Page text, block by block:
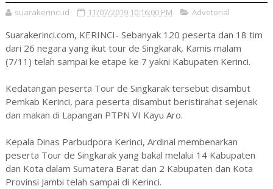
suarakerinci.id 11/07/2019 10:16:00 PM Advetorial
Suarakerinci.com, KERINCI- Sebanyak 120 peserta dan 18 tim
dari 26 negara yang ikut tour de Singkarak, Kamis malam
(7/11) telah sampai ke etape ke 7 yakni Kabupaten Kerinci.
Kedatangan peserta Tour de Singkarak tersebut disambut
Pemkab Kerinci, para peserta disambut beristirahat sejenak
dan makan di Lapangan PTPN VI Kayu Aro.
Kepala Dinas Parbudpora Kerinci, Ardinal membenarkan
peserta Tour de Singkarak yang bakal melalui 14 Kabupaten
dan Kota dalam Sumatera Barat dan 2 Kabupaten dan Kota
Provinsi Jambi telah sampai di Kerinci.